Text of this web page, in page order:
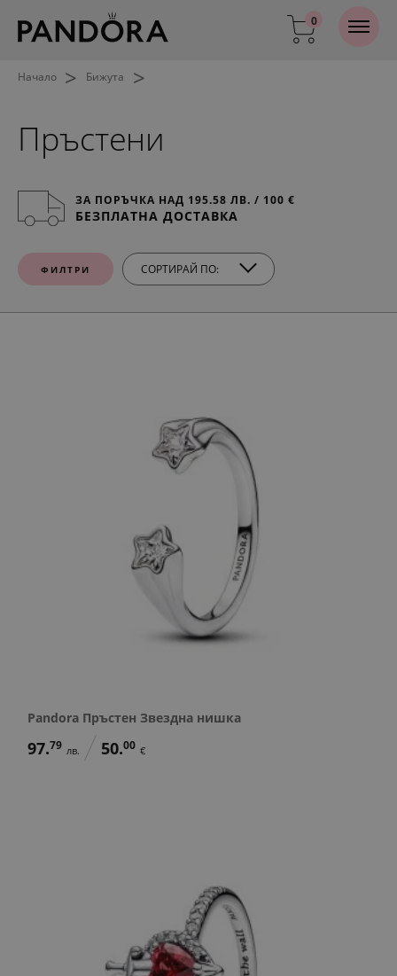
0
Начало > Бижута >
Пръстени
ЗА ПОРЪЧКА НАД 195.58 ЛВ. / 100 €
БЕЗПЛАТНА ДОСТАВКА
ФИЛТРИ СОРТИРАЙ ПО:
Pandora Пръстен Звездна нишка
97.79 лв. 50.00 €